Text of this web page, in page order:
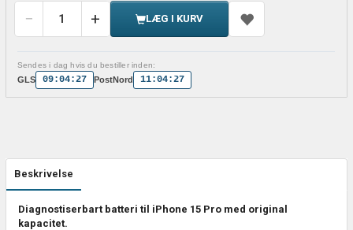
LÆG I KURV
Sendes i dag hvis du bestiller inden:
GLS 09:04:27 PostNord 11:04:27
Beskrivelse
Diagnostiserbart batteri til iPhone 15 Pro med original
kapacitet.